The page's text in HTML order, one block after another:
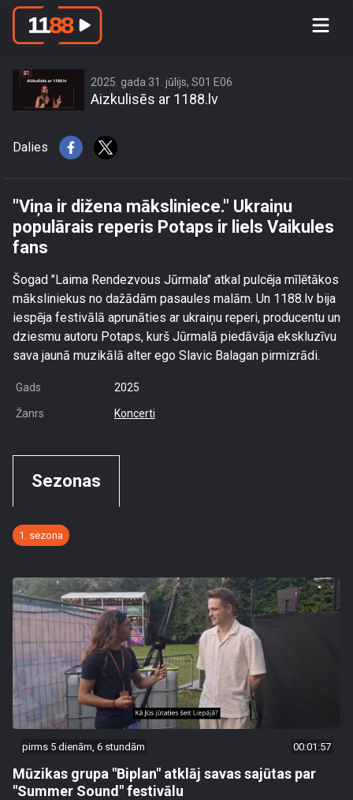
\"Viņa ir dižena māksliniece.\" Ukraiņu
2025. gada 31. jūlijs, S01 E06
Aizkulisēs ar 1188.lv
Dalies
"Viņa ir dižena māksliniece." Ukraiņu
populārais reperis Potaps ir liels Vaikules
fans
Šogad "Laima Rendezvous Jūrmala" atkal pulcēja mīlētākos
māksliniekus no dažādām pasaules malām. Un 1188.lv bija
iespēja festivālā aprunāties ar ukraiņu reperi, producentu un
dziesmu autoru Potaps, kurš Jūrmalā piedāvāja ekskluzīvu
sava jaunā muzikālā alter ego Slavic Balagan pirmizrādi.
Gads 2025
Žanrs Koncerti
Sezonas
1. sezona
pirms 5 dienām, 6 stundām 00:01:57
Mūzikas grupa "Biplan" atklāj savas sajūtas par
"Summer Sound" festivālu